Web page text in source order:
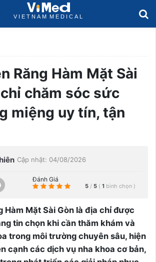
Răng Hàm Mặt Sài
chăm sóc sức
miệng uy tín, tận
Cập nhật: 04/08/2026
Đánh Giá
5 / 5 ( 1 bình chọn )
Hàm Mặt Sài Gòn là địa chỉ được
tin chọn khi cần thăm khám và
trong môi trường chuyên sâu, hiện
cạnh các dịch vụ nha khoa cơ bản,